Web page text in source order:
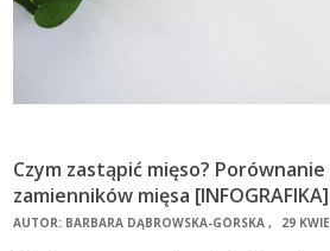
Czym zastąpić mięso?
zamienników mięsa [INFOGRAFIKA]
AUTOR: BARBARA DĄBROWSKA-GÓRSKA 29